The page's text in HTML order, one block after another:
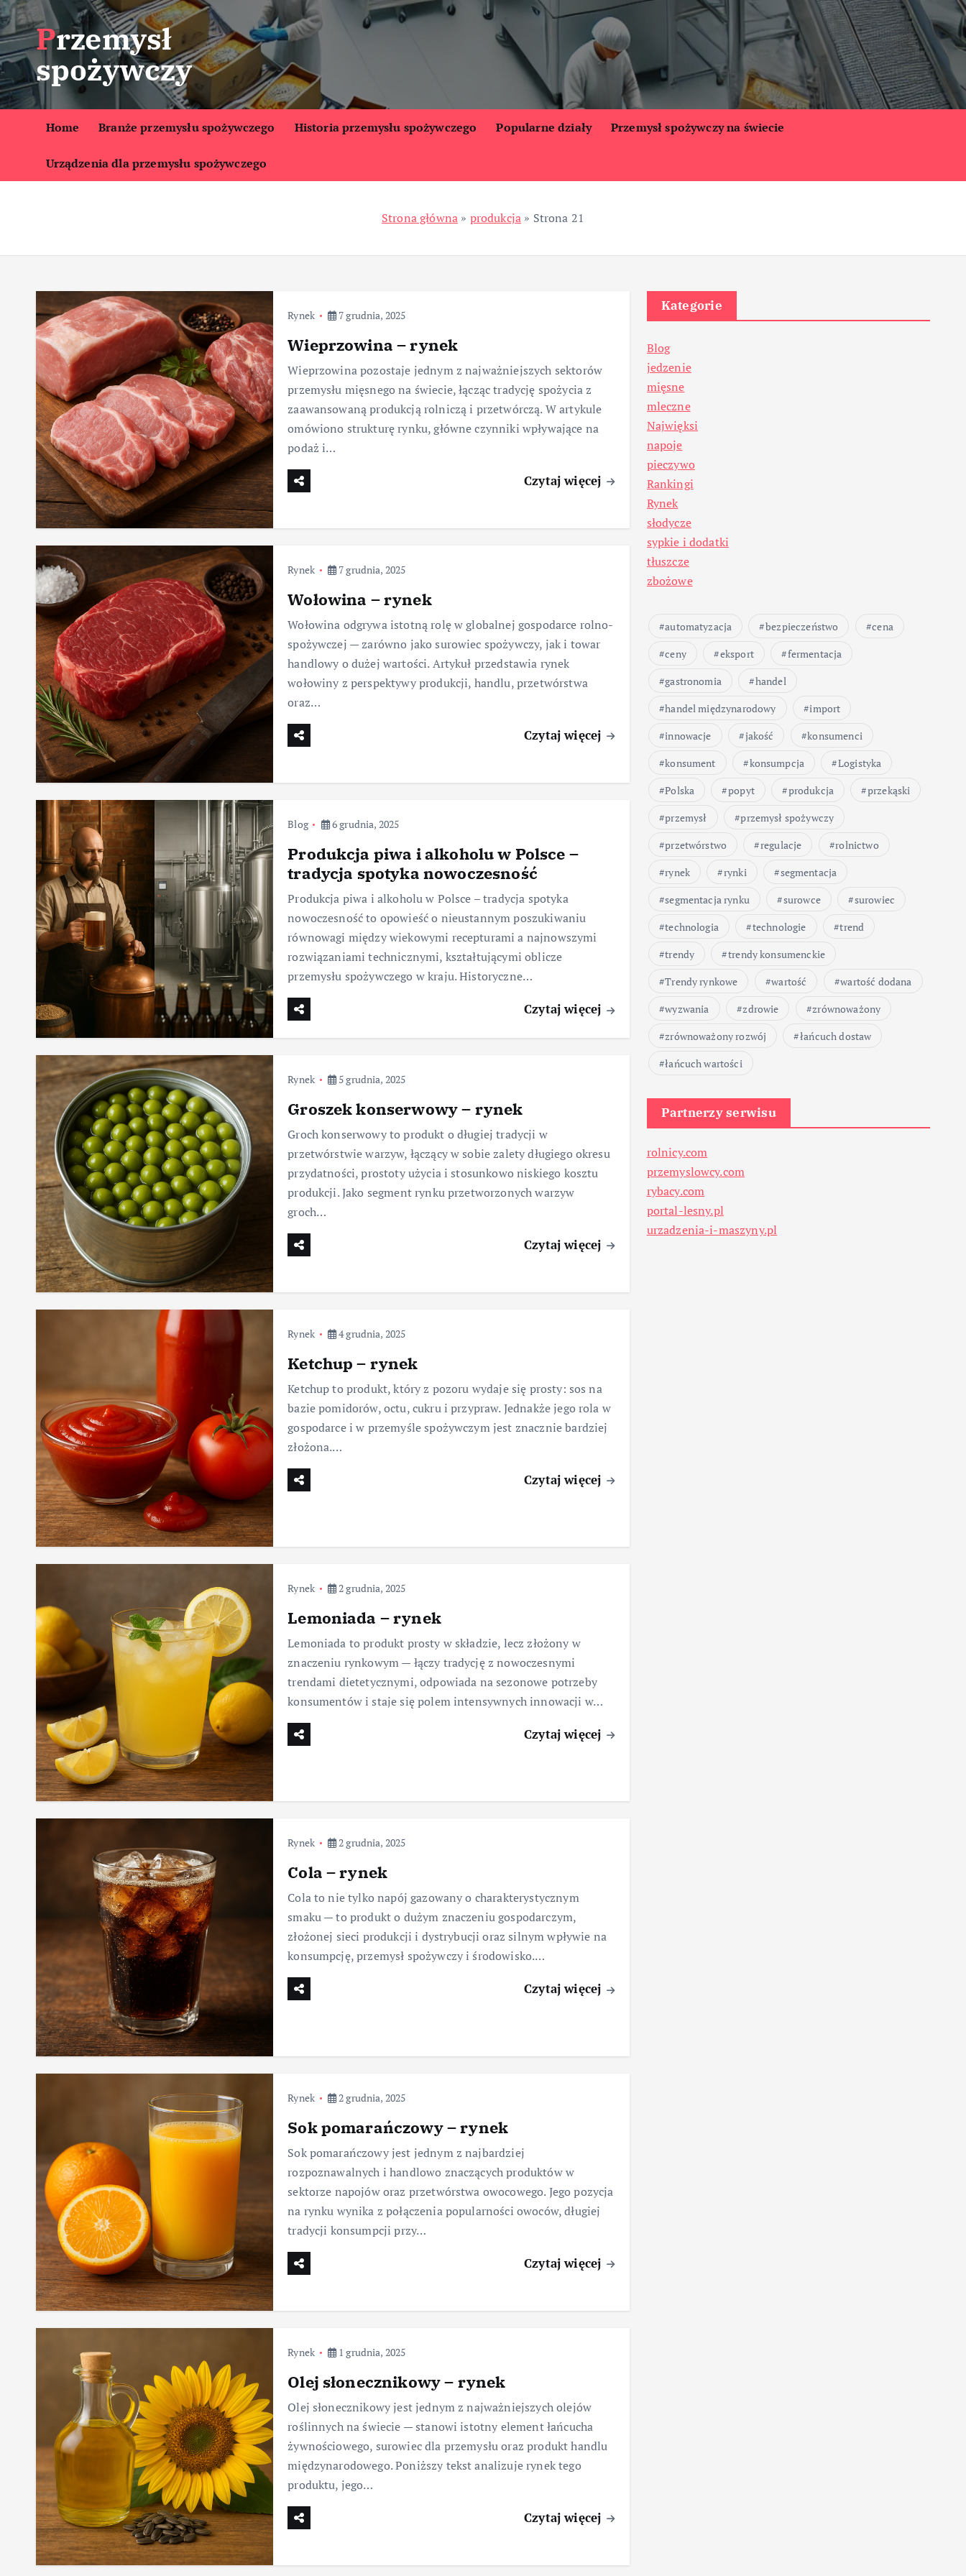
S
k
i
p
t
o
t
Przemysł
spożywczy
Home Branże przemysłu spożywczego Historia przemysłu spożywczego Popularne działy Przemysł spożywczy na świecie
Urządzenia dla przemysłu spożywczego
Strona główna » produkcja » Strona 21
Rynek 7 grudnia, 2025
Wieprzowina – rynek
Wieprzowina pozostaje jednym z najważniejszych sektorów
przemysłu mięsnego na świecie, łącząc tradycję spożycia z
zaawansowaną produkcją rolniczą i przetwórczą. W artykule
omówiono strukturę rynku, główne czynniki wpływające na
podaż i…
Czytaj więcej
Rynek 7 grudnia, 2025
Wołowina – rynek
Wołowina odgrywa istotną rolę w globalnej gospodarce rolno-
spożywczej — zarówno jako surowiec spożywczy, jak i towar
handlowy o dużej wartości. Artykuł przedstawia rynek
wołowiny z perspektywy produkcji, handlu, przetwórstwa
oraz…
Czytaj więcej
Blog 6 grudnia, 2025
Produkcja piwa i alkoholu w Polsce –
tradycja spotyka nowoczesność
Produkcja piwa i alkoholu w Polsce – tradycja spotyka
nowoczesność to opowieść o nieustannym poszukiwaniu
równowagi między wiekowymi recepturami a najnowszymi
rozwiązaniami technicznymi, kształtującymi oblicze
przemysłu spożywczego w kraju. Historyczne…
Czytaj więcej
Rynek 5 grudnia, 2025
Groszek konserwowy – rynek
Groch konserwowy to produkt o długiej tradycji w
przetwórstwie warzyw, łączący w sobie zalety długiego okresu
przydatności, prostoty użycia i stosunkowo niskiego kosztu
produkcji. Jako segment rynku przetworzonych warzyw
groch…
Czytaj więcej
Rynek 4 grudnia, 2025
Ketchup – rynek
Ketchup to produkt, który z pozoru wydaje się prosty: sos na
bazie pomidorów, octu, cukru i przypraw. Jednakże jego rola w
gospodarce i w przemyśle spożywczym jest znacznie bardziej
złożona.…
Czytaj więcej
Rynek 2 grudnia, 2025
Lemoniada – rynek
Lemoniada to produkt prosty w składzie, lecz złożony w
znaczeniu rynkowym — łączy tradycję z nowoczesnymi
trendami dietetycznymi, odpowiada na sezonowe potrzeby
konsumentów i staje się polem intensywnych innowacji w…
Czytaj więcej
Rynek 2 grudnia, 2025
Cola – rynek
Cola to nie tylko napój gazowany o charakterystycznym
smaku — to produkt o dużym znaczeniu gospodarczym,
złożonej sieci produkcji i dystrybucji oraz silnym wpływie na
konsumpcję, przemysł spożywczy i środowisko.…
Czytaj więcej
Rynek 2 grudnia, 2025
Sok pomarańczowy – rynek
Sok pomarańczowy jest jednym z najbardziej
rozpoznawalnych i handlowo znaczących produktów w
sektorze napojów oraz przetwórstwa owocowego. Jego pozycja
na rynku wynika z połączenia popularności owoców, długiej
tradycji konsumpcji przy…
Czytaj więcej
Rynek 1 grudnia, 2025
Olej słonecznikowy – rynek
Olej słonecznikowy jest jednym z najważniejszych olejów
roślinnych na świecie — stanowi istotny element łańcucha
żywnościowego, surowiec dla przemysłu oraz produkt handlu
międzynarodowego. Poniższy tekst analizuje rynek tego
produktu, jego…
Czytaj więcej
Kategorie
Blog
jedzenie
mięsne
mleczne
Najwięksi
napoje
pieczywo
Rankingi
Rynek
słodycze
sypkie i dodatki
tłuszcze
zbożowe
automatyzacja bezpieczeństwo
cena
ceny
eksport
fermentacja
gastronomia
handel
handel międzynarodowy
import
innowacje
jakość
konsumenci
konsument
konsumpcja
Logistyka
Polska
popyt produkcja
przekąski
przemysł
przemysł spożywczy
przetwórstwo
regulacje
rolnictwo
rynek
rynki
segmentacja
segmentacja rynku
surowce
surowiec
technologia
technologie
trend
trendy
trendy konsumenckie
Trendy rynkowe
wartość
wartość dodana
wyzwania
zdrowie
zrównoważony
zrównoważony rozwój
łańcuch dostaw
łańcuch wartości
Partnerzy serwisu
rolnicy.com
przemyslowcy.com
rybacy.com
portal-lesny.pl
urzadzenia-i-maszyny.pl